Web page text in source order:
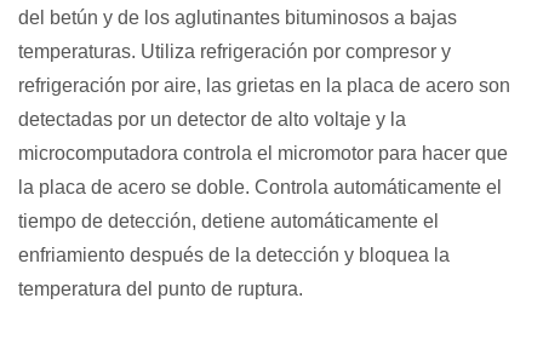
del betún y de los aglutinantes bituminosos a bajas
temperaturas. Utiliza refrigeración por compresor y
refrigeración por aire, las grietas en la placa de acero son
detectadas por un detector de alto voltaje y la
microcomputadora controla el micromotor para hacer que
la placa de acero se doble. Controla automáticamente el
tiempo de detección, detiene automáticamente el
enfriamiento después de la detección y bloquea la
temperatura del punto de ruptura.